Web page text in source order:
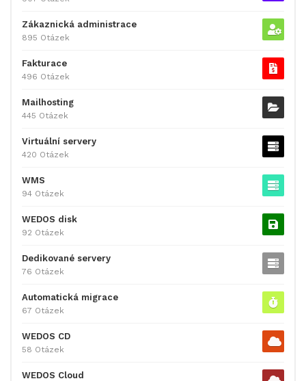
Zákaznická administrace
895 Otázek
Fakturace
496 Otázek
Mailhosting
445 Otázek
Virtuální servery
420 Otázek
WMS
94 Otázek
WEDOS disk
92 Otázek
Dedikované servery
76 Otázek
Automatická migrace
67 Otázek
WEDOS CD
58 Otázek
WEDOS Cloud